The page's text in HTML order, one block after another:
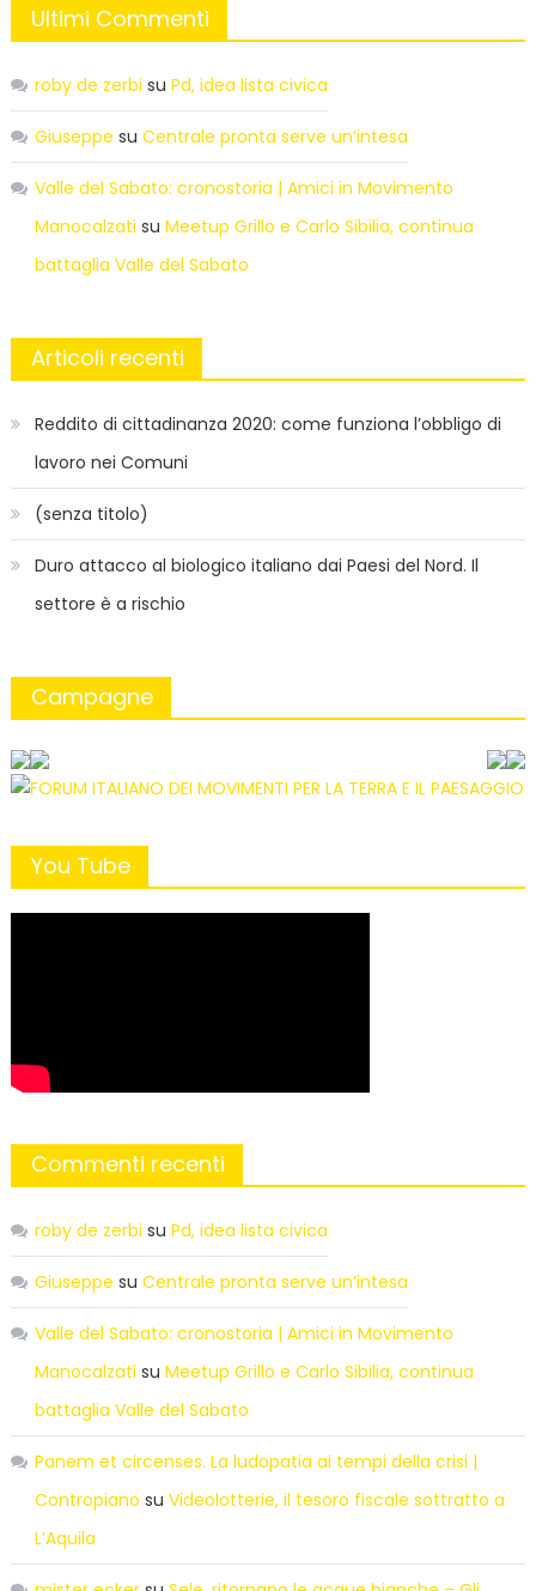
Ultimi Commenti
roby de zerbi su Pd, idea lista civica
Giuseppe su Centrale pronta serve un’intesa
Valle del Sabato: cronostoria | Amici in Movimento
Manocalzati su Meetup Grillo e Carlo Sibilia, continua
battaglia Valle del Sabato
Articoli recenti
Reddito di cittadinanza 2020: come funziona l’obbligo di
lavoro nei Comuni
(senza titolo)
Duro attacco al biologico italiano dai Paesi del Nord. Il
settore è a rischio
Campagne
You Tube
Commenti recenti
roby de zerbi su Pd, idea lista civica
Giuseppe su Centrale pronta serve un’intesa
Valle del Sabato: cronostoria | Amici in Movimento
Manocalzati su Meetup Grillo e Carlo Sibilia, continua
battaglia Valle del Sabato
Panem et circenses. La ludopatia ai tempi della crisi |
Contropiano su Videolotterie, il tesoro fiscale sottratto a
L’Aquila